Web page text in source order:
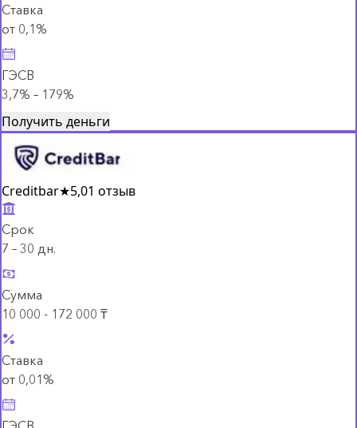
Ставка
от 0,1%
ГЭСВ
3,7% – 179%
Получить деньги
Creditbar★5,01 отзыв
Срок
7 – 30 дн.
Сумма
10 000 - 172 000 ₸
Ставка
от 0,01%